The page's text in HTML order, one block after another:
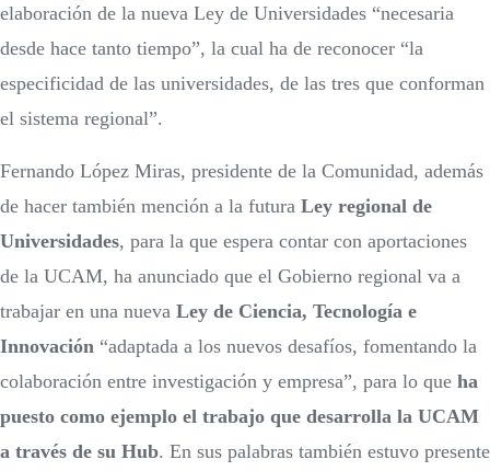
elaboración de la nueva Ley de Universidades “necesaria
desde hace tanto tiempo”, la cual ha de reconocer “la
especificidad de las universidades, de las tres que conforman
el sistema regional”.
Fernando López Miras, presidente de la Comunidad, además
de hacer también mención a la futura Ley regional de
Universidades, para la que espera contar con aportaciones
de la UCAM, ha anunciado que el Gobierno regional va a
trabajar en una nueva Ley de Ciencia, Tecnología e
Innovación “adaptada a los nuevos desafíos, fomentando la
colaboración entre investigación y empresa”, para lo que ha
puesto como ejemplo el trabajo que desarrolla la UCAM
a través de su Hub. En sus palabras también estuvo presente